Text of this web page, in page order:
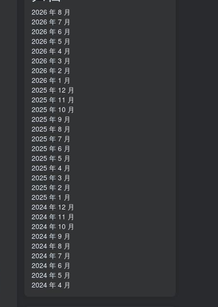
2026 年 8 月
2026 年 7 月
2026 年 6 月
2026 年 5 月
2026 年 4 月
2026 年 3 月
2026 年 2 月
2026 年 1 月
2025 年 12 月
2025 年 11 月
2025 年 10 月
2025 年 9 月
2025 年 8 月
2025 年 7 月
2025 年 6 月
2025 年 5 月
2025 年 4 月
2025 年 3 月
2025 年 2 月
2025 年 1 月
2024 年 12 月
2024 年 11 月
2024 年 10 月
2024 年 9 月
2024 年 8 月
2024 年 7 月
2024 年 6 月
2024 年 5 月
2024 年 4 月